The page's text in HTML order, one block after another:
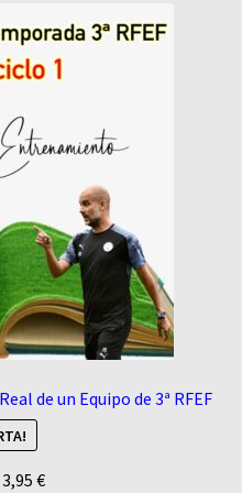
de un Equipo de 3ª RFEF
El3,95€El